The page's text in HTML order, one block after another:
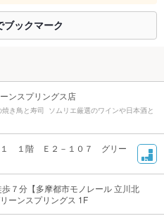
ブックマーク
スプリングス店
き鳥と寿司 ソムリエ厳選のワインや日本酒と
１ １階 Ｅ２－１０７ グリー
７分【多摩都市モノレール 立川北
ーンスプリングス 1F